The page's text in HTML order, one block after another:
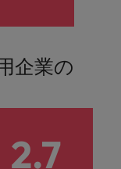
企業の
2.7